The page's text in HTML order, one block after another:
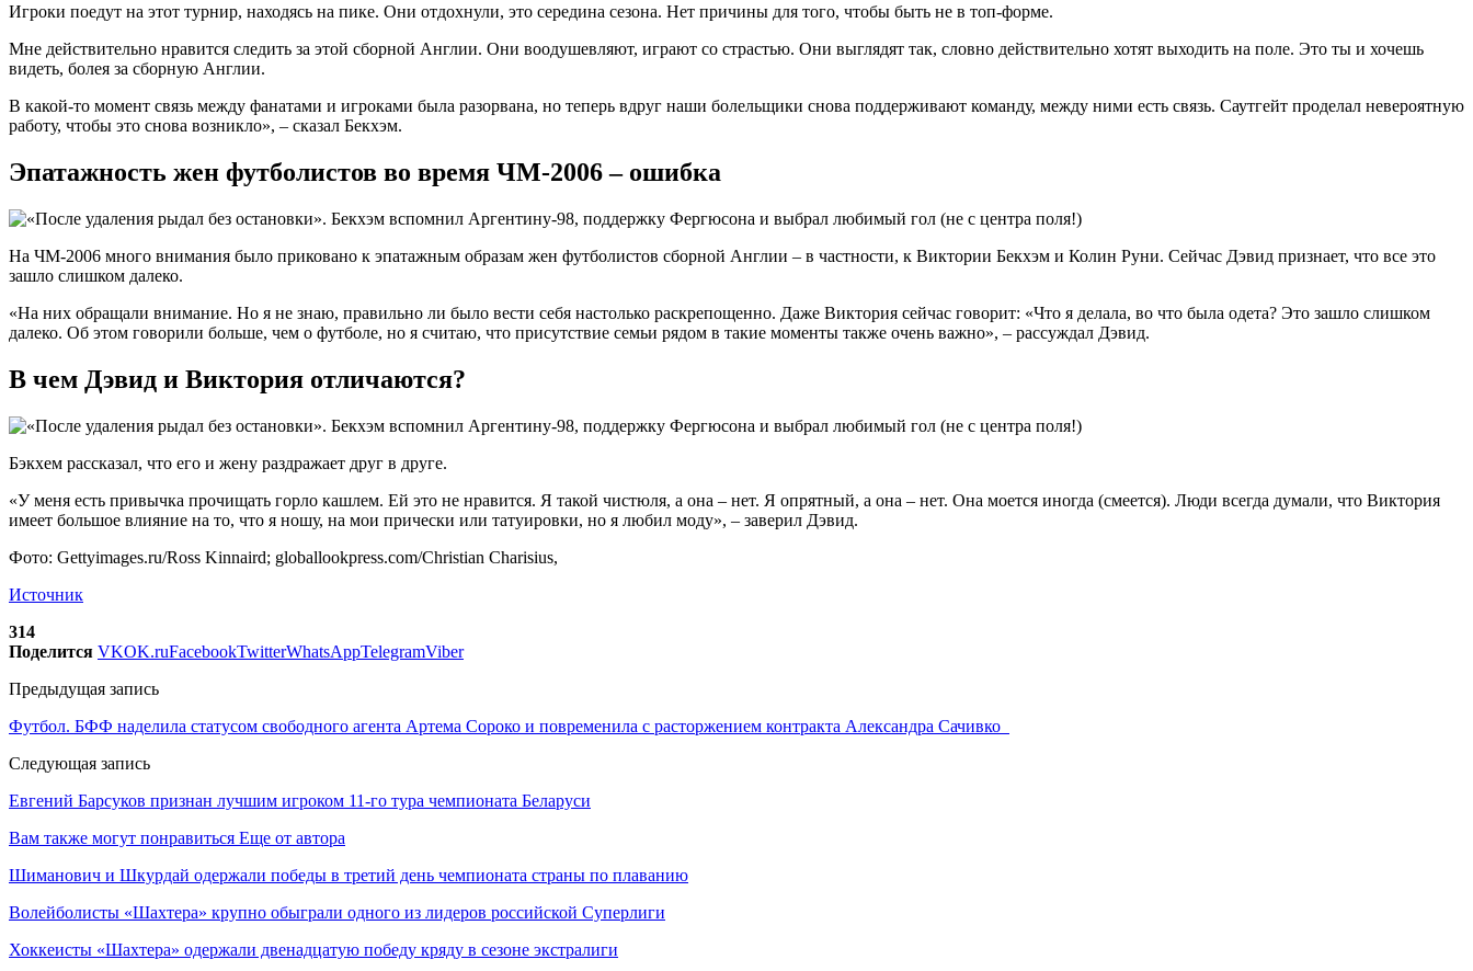
Игроки поедут на этот турнир, находясь на пике. Они отдохнули, это середина сезона. Нет причины для того, чтобы быть не в топ-форме.
Мне действительно нравится следить за этой сборной Англии. Они воодушевляют, играют со страстью. Они выглядят так, словно действительно хотят выходить на поле. Это ты и хочешь
видеть, болея за сборную Англии.
В какой-то момент связь между фанатами и игроками была разорвана, но теперь вдруг наши болельщики снова поддерживают команду, между ними есть связь. Саутгейт проделал невероятную
работу, чтобы это снова возникло», – сказал Бекхэм.
Эпатажность жен футболистов во время ЧМ-2006 – ошибка
На ЧМ-2006 много внимания было приковано к эпатажным образам жен футболистов сборной Англии – в частности, к Виктории Бекхэм и Колин Руни. Сейчас Дэвид признает, что все это
зашло слишком далеко.
«На них обращали внимание. Но я не знаю, правильно ли было вести себя настолько раскрепощенно. Даже Виктория сейчас говорит: «Что я делала, во что была одета? Это зашло слишком
далеко. Об этом говорили больше, чем о футболе, но я считаю, что присутствие семьи рядом в такие моменты также очень важно», – рассуждал Дэвид.
В чем Дэвид и Виктория отличаются?
Бэкхем рассказал, что его и жену раздражает друг в друге.
«У меня есть привычка прочищать горло кашлем. Ей это не нравится. Я такой чистюля, а она – нет. Я опрятный, а она – нет. Она моется иногда (смеется). Люди всегда думали, что Виктория
имеет большое влияние на то, что я ношу, на мои прически или татуировки, но я любил моду», – заверил Дэвид.
Фото: Gettyimages.ru/Ross Kinnaird; globallookpress.com/Christian Charisius,
Источник
314
Поделится VKOK.ruFacebookTwitterWhatsAppTelegramViber
Предыдущая запись
Футбол. БФФ наделила статусом свободного агента Артема Сороко и повременила с расторжением контракта Александра Сачивко
Следующая запись
Евгений Барсуков признан лучшим игроком 11-го тура чемпионата Беларуси
Вам также могут понравиться Еще от автора
Шиманович и Шкурдай одержали победы в третий день чемпионата страны по плаванию
Волейболисты «Шахтера» крупно обыграли одного из лидеров российской Суперлиги
Хоккеисты «Шахтера» одержали двенадцатую победу кряду в сезоне экстралиги